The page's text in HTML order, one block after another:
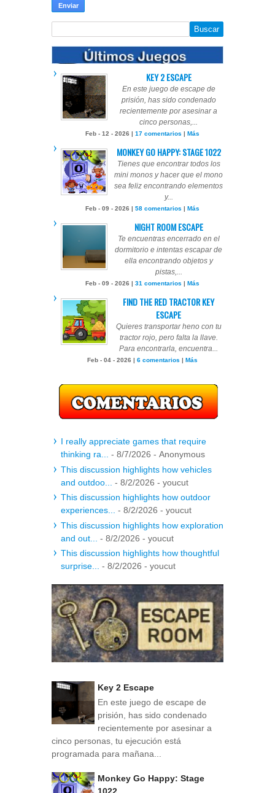
KEY 2 ESCAPE
En este juego de escape de
prisión, has sido condenado
recientemente por asesinar a
cinco personas,...
Feb - 12 - 2026 | 17 comentarios | Más
MONKEY GO HAPPY: STAGE 1022
Tienes que encontrar todos los
mini monos y hacer que el mono
sea feliz encontrando elementos
y...
Feb - 09 - 2026 | 58 comentarios | Más
NIGHT ROOM ESCAPE
Te encuentras encerrado en el
dormitorio e intentas escapar de
ella encontrando objetos y
pistas,...
Feb - 09 - 2026 | 31 comentarios | Más
FIND THE RED TRACTOR KEY
ESCAPE
Quieres transportar heno con tu
tractor rojo, pero falta la llave.
Para encontrarla, encuentra...
Feb - 04 - 2026 | 6 comentarios | Más
I really appreciate games that require
thinking ra... - 8/7/2026 - Anonymous
This discussion highlights how vehicles
and outdoo...
- 8/2/2026 - youcut
This discussion highlights how outdoor
experiences... - 8/2/2026 - youcut
This discussion highlights how exploration
and out...
- 8/2/2026 - youcut
This discussion highlights how thoughtful
surprise... - 8/2/2026 - youcut
Key 2 Escape
En este juego de escape de
prisión, has sido condenado
recientemente por asesinar a
cinco personas, tu ejecución está
programada para mañana...
Monkey Go Happy: Stage